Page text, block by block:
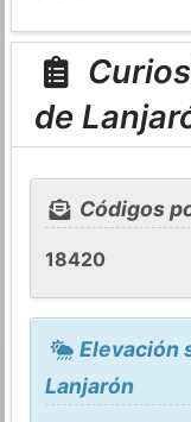
de
Códigos
18420
Elevación
Lanjarón